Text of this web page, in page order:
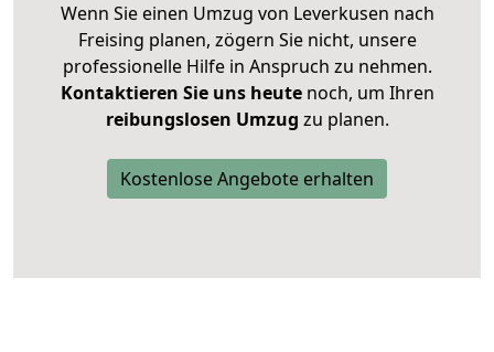
Wenn Sie einen Umzug von Leverkusen nach
Freising planen, zögern Sie nicht, unsere
professionelle Hilfe in Anspruch zu nehmen.
Kontaktieren Sie uns heutenoch, um Ihren
reibungslosen Umzug zu planen.
Kostenlose Angebote erhalten